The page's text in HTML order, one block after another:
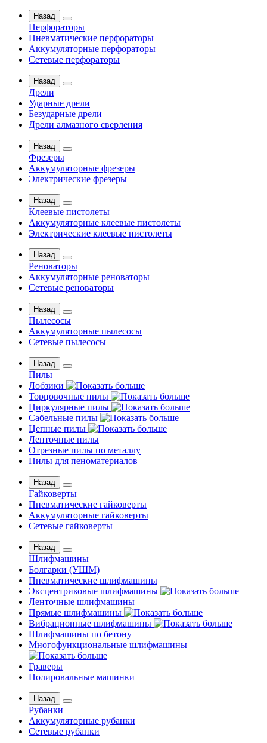
Назад
Перфораторы
Пневматические перфораторы
Аккумуляторные перфораторы
Сетевые перфораторы
Назад
Дрели
Ударные дрели
Безударные дрели
Дрели алмазного сверления
Назад
Фрезеры
Аккумуляторные фрезеры
Электрические фрезеры
Назад
Клеевые пистолеты
Аккумуляторные клеевые пистолеты
Электрические клеевые пистолеты
Назад
Реноваторы
Аккумуляторные реноваторы
Сетевые реноваторы
Назад
Пылесосы
Аккумуляторные пылесосы
Сетевые пылесосы
Назад
Пилы
Лобзики
Торцовочные пилы
Циркулярные пилы
Сабельные пилы
Цепные пилы
Ленточные пилы
Отрезные пилы по металлу
Пилы для пеноматериалов
Назад
Гайковерты
Пневматические гайковерты
Аккумуляторные гайковерты
Сетевые гайковерты
Назад
Шлифмашины
Бoлгаpки (УШM)
Пневматические шлифмашины
Эксцентриковые шлифмашины
Ленточные шлифмашины
Прямые шлифмашины
Вибрационные шлифмашины
Шлифмашины по бетону
Многофункциональные шлифмашины
Граверы
Полировальные машинки
Назад
Рубанки
Аккумуляторные рубанки
Сетевые рубанки